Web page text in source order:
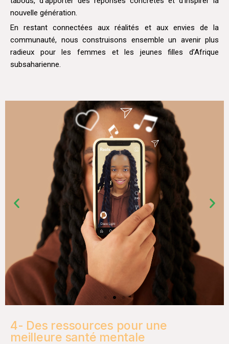
nouvelle génération.
En restant connectées aux réalités et aux envies de la
communauté, nous construisons ensemble un avenir plus
radieux pour les femmes et les jeunes filles d’Afrique
subsaharienne.
4- Des ressources pour une
meilleure santé mentale​